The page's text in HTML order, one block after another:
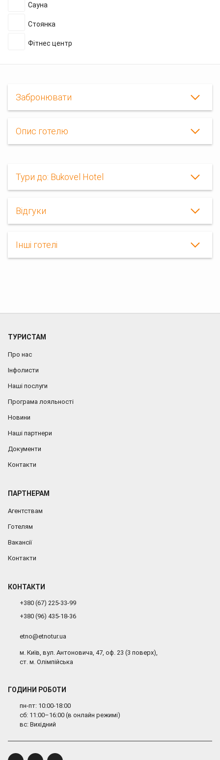
Сауна
Стоянка
Фітнес центр
Забронювати
Опис готелю
Тури до: Bukovel Hotel
Відгуки
Інші готелі
ТУРИСТАМ
Про нас
Інфолисти
Наші послуги
Програма лояльності
Новини
Наші партнери
Документи
Контакти
ПАРТНЕРАМ
Агентствам
Готелям
Вакансії
Контакти
КОНТАКТИ
+380 (67) 225-33-99
+380 (96) 435-18-36
etno@etnotur.ua
м. Київ, вул. Антоновича, 47, оф. 23 (3 поверх),
ст. м. Олімпійська
ГОДИНИ РОБОТИ
пн-пт: 10:00-18:00
сб: 11:00–16:00 (в онлайн режимі)
вс: Вихідний